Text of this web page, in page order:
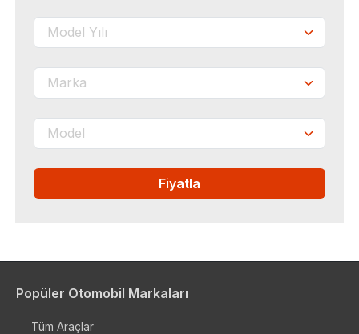
Fiyatla
Popüler Otomobil Markaları
Tüm Araçlar